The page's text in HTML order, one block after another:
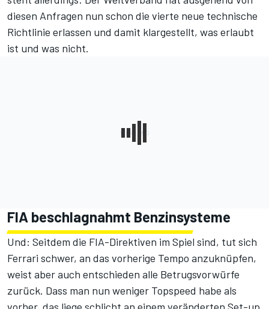
diesen Anfragen nun schon die vierte neue technische
Richtlinie erlassen und damit klargestellt, was erlaubt
ist und was nicht.
FIA beschlagnahmt Benzinsysteme
Und: Seitdem die FIA-Direktiven im Spiel sind, tut sich
Ferrari schwer, an das vorherige Tempo anzuknüpfen,
weist aber auch entschieden alle Betrugsvorwürfe
zurück. Dass man nun weniger Topspeed habe als